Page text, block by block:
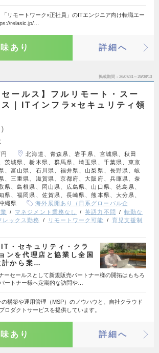
リモートワーク×正社員」のITエンジニア向け転職エー
relasic.jp/…
あり 詳細へ
掲載期間 26/07/31～26/08/13
セールス】フルリモート・スー
｜ITインフラ×セキュリティ領
北海道、青森県、岩手県、宮城県、秋田
茨城県、栃木県、群馬県、埼玉県、千葉県、東京
、富山県、石川県、福井県、山梨県、長野県、岐
、三重県、滋賀県、京都府、大阪府、兵庫県、奈
県、島根県、岡山県、広島県、山口県、徳島県、
県、福岡県、佐賀県、長崎県、熊本県、大分県、
縄県
海外展開あり（日系グローバル企
マネジメント業務なし 英語力不問
転勤な
レックス勤務 リモートワーク可能
育児支援制
・セキュリティ・クラ
ンを代理店と協業し全国
計から案…
ーセールスとして新規販売パートナー様の開拓はもちろ
ートナー様へ定期的な訪問や…
の構築や運用管理（MSP）のノウハウと、自社クラウド
ロダクトサービスを提供しています。
あり 詳細へ